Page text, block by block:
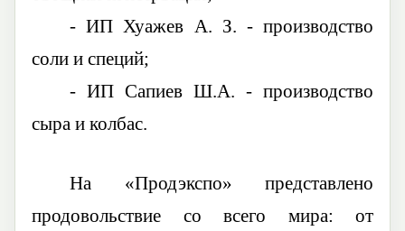
- ИП Хуажев А. З. - производство
соли и специй;
- ИП Сапиев Ш.А. - производство
сыра и колбас.
На «Продэкспо» представлено
продовольствие со всего мира: от